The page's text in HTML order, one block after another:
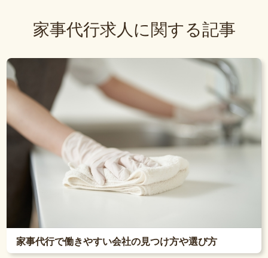
家事代行求人に関する記事
家事代行で働きやすい会社の見つけ方や選び方